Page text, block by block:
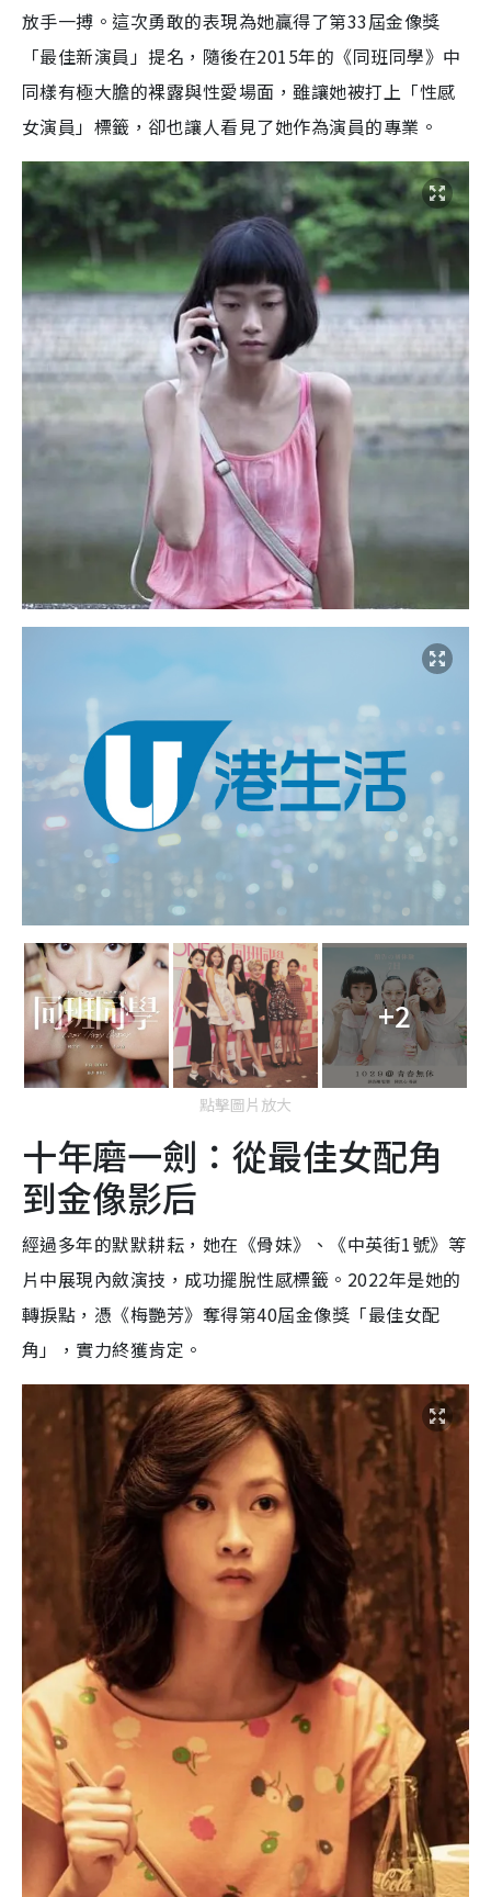
放手一搏。這次勇敢的表現為她贏得了第33屆金像獎
「最佳新演員」提名，隨後在2015年的《同班同學》中
同樣有極大膽的裸露與性愛場面，雖讓她被打上「性感
女演員」標籤，卻也讓人看見了她作為演員的專業。
+2
點擊圖片放大
十年磨一劍：從最佳女配角
到金像影后
經過多年的默默耕耘，她在《骨妹》、《中英街1號》等
片中展現內斂演技，成功擺脫性感標籤。2022年是她的
轉捩點，憑《梅艷芳》奪得第40屆金像獎「最佳女配
角」，實力終獲肯定。